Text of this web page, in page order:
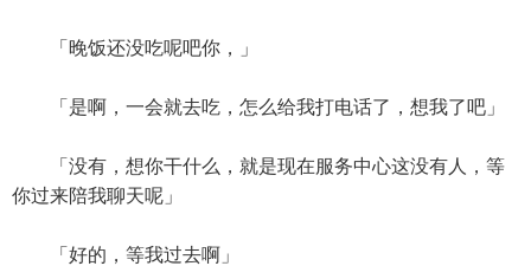
「晚饭还没吃呢吧你，」
「是啊，一会就去吃，怎么给我打电话了，想我了吧」
「没有，想你干什么，就是现在服务中心这没有人，等
你过来陪我聊天呢」
「好的，等我过去啊」